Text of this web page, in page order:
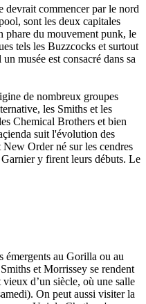
commencer par le nord
sont les deux capitales
phare du mouvement punk, le
tels les Buzzcocks et surtout
musée est consacré dans sa
de nombreux groupes
les Smiths et les
Chemical Brothers et bien
suit l'évolution des
Order né sur les cendres
y firent leurs débuts. Le
émergents au Gorilla ou au
et Morrissey se rendent
d’un siècle, où une salle
On peut aussi visiter la